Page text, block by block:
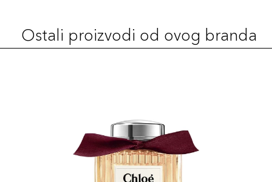
Ostali proizvodi od ovog branda